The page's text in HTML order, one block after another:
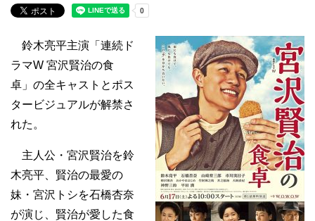
鈴木亮平主演「連続ド
ラマW 宮沢賢治の食
卓」の全キャストとポス
タービジュアルが解禁さ
れた。
主人公・宮沢賢治を鈴
木亮平、賢治の最愛の
妹・宮沢トシを石橋杏奈
が演じ、賢治が愛した食